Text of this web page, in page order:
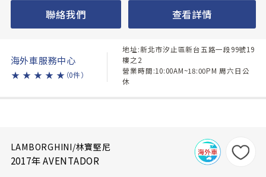
聯絡我們 查看詳情
海外車服務中心
★ ★ ★ ★ ★ （0件）
地址:新北市汐止區新台五路一段99號19
樓之2
營業時間:10:00AM~18:00PM 周六日公
休
LAMBORGHINI/林寶堅尼
2017年 AVENTADOR